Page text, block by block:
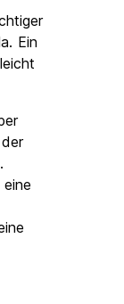
Ein